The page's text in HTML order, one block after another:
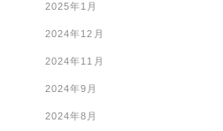
2025年1月
2024年12月
2024年11月
2024年9月
2024年8月